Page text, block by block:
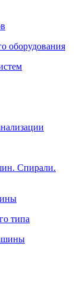
оборудования
Спирали.
типа